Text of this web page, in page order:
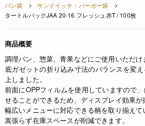
パン袋
サンドイッチ・バーガー袋
タートルパックJAA 20-16 フレッシュ赤T / 100枚
商品概要
調理パン、惣菜、青果などにご使用いただけ
底ガゼットの折り込み寸法のバランスを変
上しました。
前面にOPPフィルムを使用していますので
せることができるため、ディスプレイ効果が
幅広いメニューに対応できる柄を取り揃えて
嵩張らず在庫スペースが削減できます。